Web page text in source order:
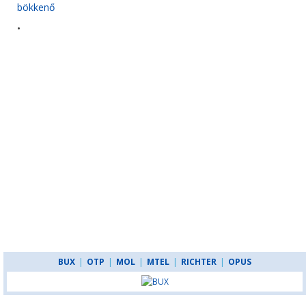
bökkenő
•
BUX | OTP | MOL | MTEL | RICHTER | OPUS